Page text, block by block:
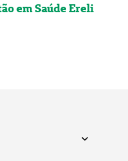
em Saúde Ereli